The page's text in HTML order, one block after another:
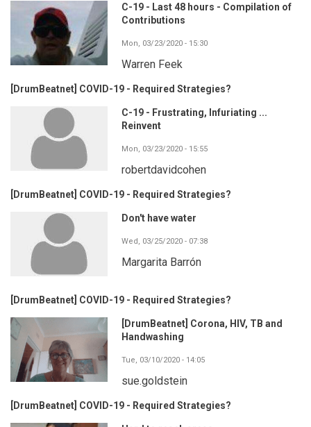
C-19 - Last 48 hours - Compilation of
Contributions
Mon, 03/23/2020 - 15:30
Warren Feek
[DrumBeatnet] COVID-19 - Required Strategies?
C-19 - Frustrating, Infuriating ...
Reinvent
Mon, 03/23/2020 - 15:55
robertdavidcohen
[DrumBeatnet] COVID-19 - Required Strategies?
Don't have water
Wed, 03/25/2020 - 07:38
Margarita Barrón
[DrumBeatnet] COVID-19 - Required Strategies?
[DrumBeatnet] Corona, HIV, TB and
Handwashing
Tue, 03/10/2020 - 14:05
sue.goldstein
[DrumBeatnet] COVID-19 - Required Strategies?